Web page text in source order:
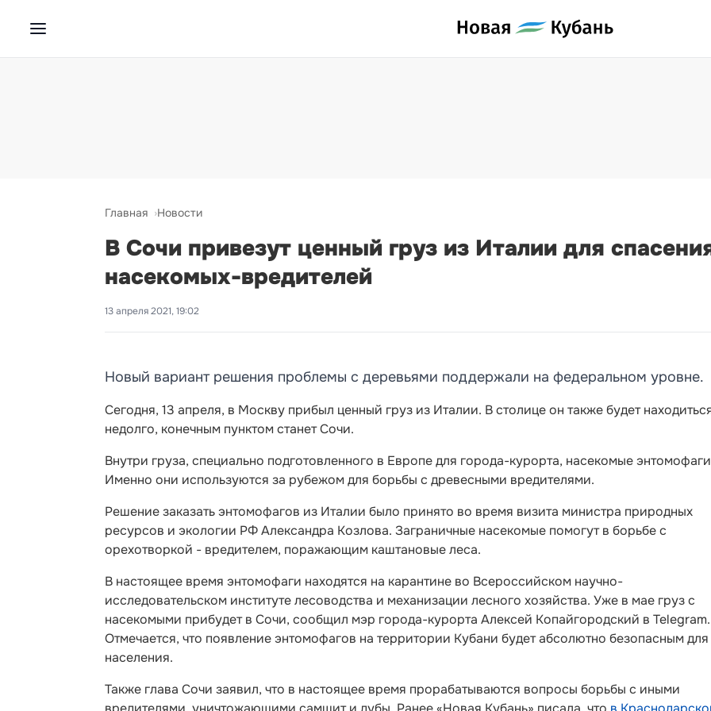
Главная Новости
В Сочи привезут ценный груз из Италии для
насекомых-вредителей
13 апреля 2021, 19:02
Новый вариант решения проблемы с деревьями поддержали на федеральном уровне.
Сегодня, 13 апреля, в Москву прибыл ценный груз из Италии. В столице он также будет
недолго, конечным пунктом станет Сочи.
Внутри груза, специально подготовленного в Европе для города-курорта, насекомые
Именно они используются за рубежом для борьбы с древесными вредителями.
Решение заказать энтомофагов из Италии было принято во время визита министра природных
ресурсов и экологии РФ Александра Козлова. Заграничные насекомые помогут в борьбе с
орехотворкой - вредителем, поражающим каштановые леса.
В настоящее время энтомофаги находятся на карантине во Всероссийском научно-
исследовательском институте лесоводства и механизации лесного хозяйства. Уже в мае груз с
насекомыми прибудет в Сочи, сообщил мэр города-курорта Алексей Копайгородский в Telegram.
Отмечается, что появление энтомофагов на территории Кубани будет абсолютно безопасным для
населения.
Также глава Сочи заявил, что в настоящее время прорабатываются вопросы борьбы с иными